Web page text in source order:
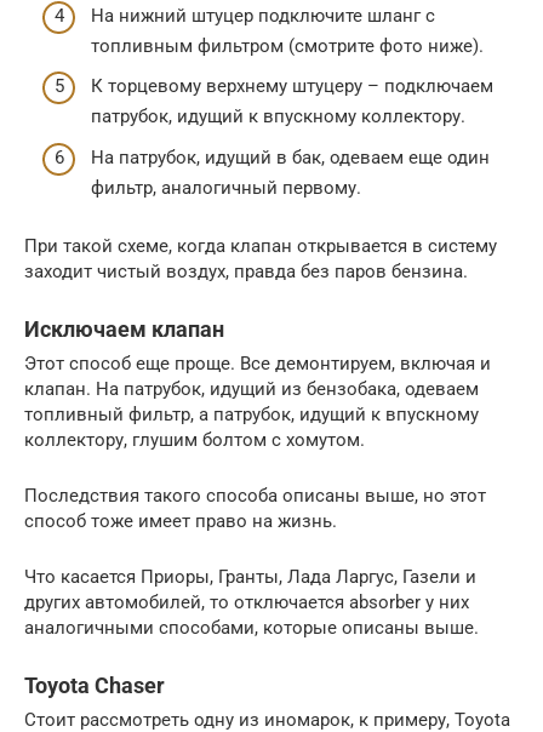
На нижний штуцер подключите шланг с
топливным фильтром (смотрите фото ниже).
К торцевому верхнему штуцеру – подключаем
патрубок, идущий к впускному коллектору.
На патрубок, идущий в бак, одеваем еще один
фильтр, аналогичный первому.
При такой схеме, когда клапан открывается в систему
заходит чистый воздух, правда без паров бензина.
Исключаем клапан
Этот способ еще проще. Все демонтируем, включая и
клапан. На патрубок, идущий из бензобака, одеваем
топливный фильтр, а патрубок, идущий к впускному
коллектору, глушим болтом с хомутом.
Последствия такого способа описаны выше, но этот
способ тоже имеет право на жизнь.
Что касается Приоры, Гранты, Лада Ларгус, Газели и
других автомобилей, то отключается absorber у них
аналогичными способами, которые описаны выше.
Toyota Chaser
Стоит рассмотреть одну из иномарок, к примеру, Toyota